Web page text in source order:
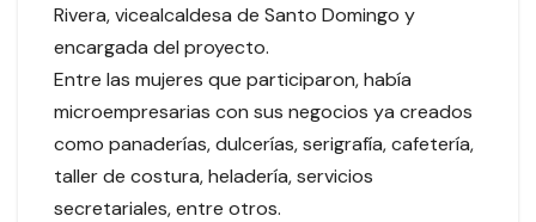
Rivera, vicealcaldesa de Santo Domingo y
encargada del proyecto.
Entre las mujeres que participaron, había
microempresarias con sus negocios ya creados
como panaderías, dulcerías, serigrafía, cafetería,
taller de costura, heladería, servicios
secretariales, entre otros.